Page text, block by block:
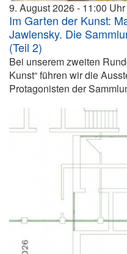
9. August 2026 11:00
Im Garten der Kunst:
Jawlensky. Die
(Teil 2)
Bei unserem zweiten
Kunst“ führen wir die
Protagonisten der